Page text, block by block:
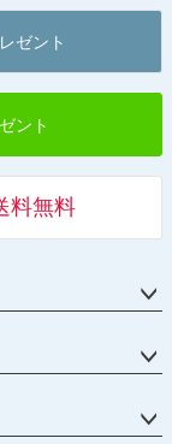
へ
ゼント
ント
料無料